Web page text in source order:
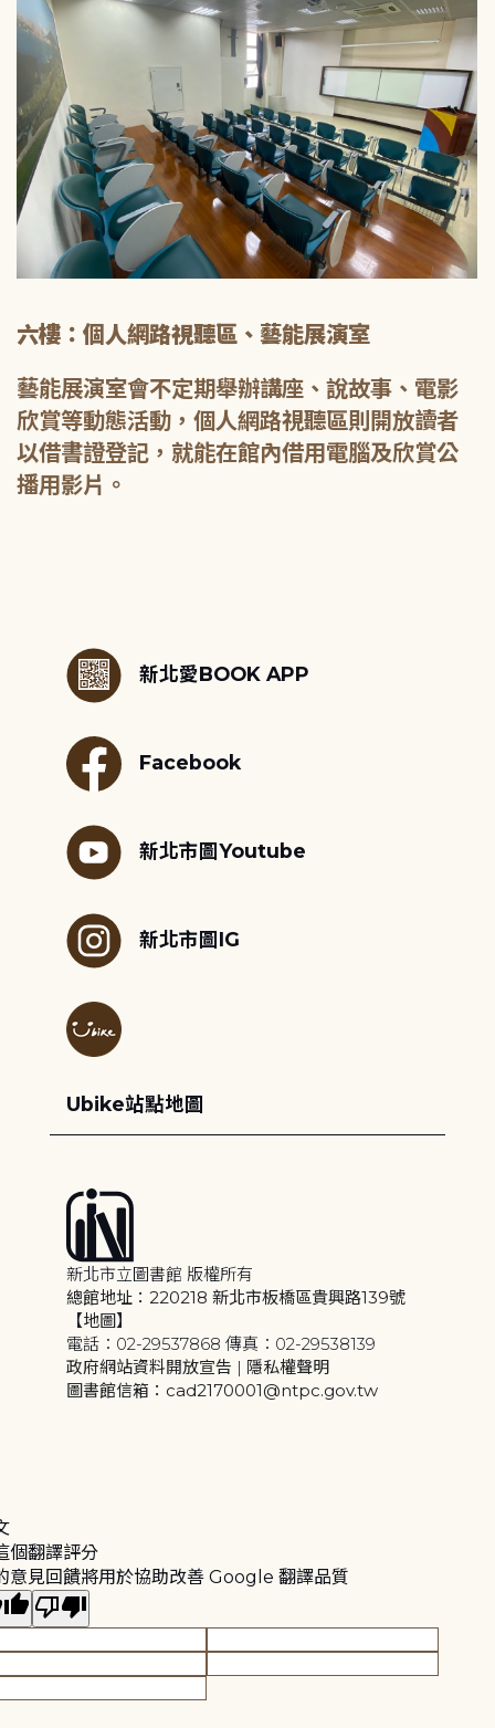
六樓：個人網路視聽區、藝能展演室
藝能展演室會不定期舉辦講座、說故事、電影
欣賞等動態活動，個人網路視聽區則開放讀者
以借書證登記，就能在館內借用電腦及欣賞公
播用影片。
新北愛BOOK APP
Facebook
新北市圖Youtube
新北市圖IG
Ubike站點地圖
新北市立圖書館 版權所有
總館地址：220218 新北市板橋區貴興路139號
【地圖】
電話：02-29537868 傳真：02-29538139
政府網站資料開放宣告 | 隱私權聲明
圖書館信箱：cad2170001@ntpc.gov.tw
個翻譯評分
意見回饋將用於協助改善 Google 翻譯品質